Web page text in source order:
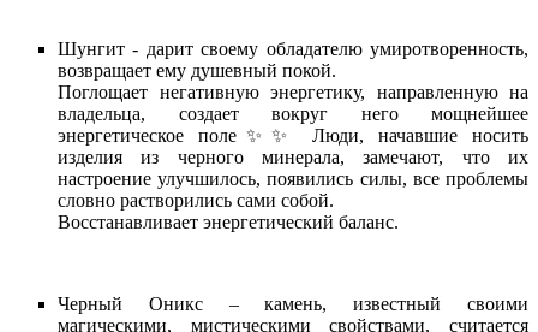
Шунгит - дарит своему обладателю умиротворенность,
возвращает ему душевный покой.
Поглощает негативную энергетику, направленную на
владельца, создает вокруг него мощнейшее
энергетическое поле✨✨ Люди, начавшие носить
изделия из черного минерала, замечают, что их
настроение улучшилось, появились силы, все проблемы
словно растворились сами собой.
Восстанавливает энергетический баланс.
Черный Оникс – камень, известный своими
магическими, мистическими свойствами, считается